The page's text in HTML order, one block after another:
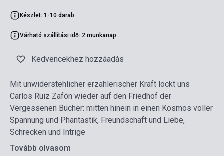
Készlet: 1-10 darab
Várható szállítási idő: 2 munkanap
Kedvencekhez hozzáadás
Mit unwiderstehlicher erzählerischer Kraft lockt uns
Carlos Ruiz Zafón wieder auf den Friedhof der
Vergessenen Bücher: mitten hinein in einen Kosmos voller
Spannung und Phantastik, Freundschaft und Liebe,
Schrecken und Intrige
Tovább olvasom